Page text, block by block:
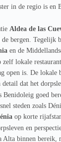
in de regio is en
Aldea de las
de bergen.
en de
lokale
open is. De lokale
dat het
goed
steden zoals
op korte
en
Alta binnen bereik,